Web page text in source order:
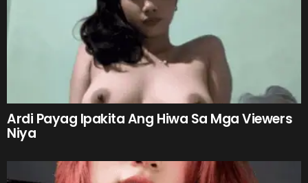
Ardi Payag Ipakita Ang Hiwa Sa Mga Viewers
Niya